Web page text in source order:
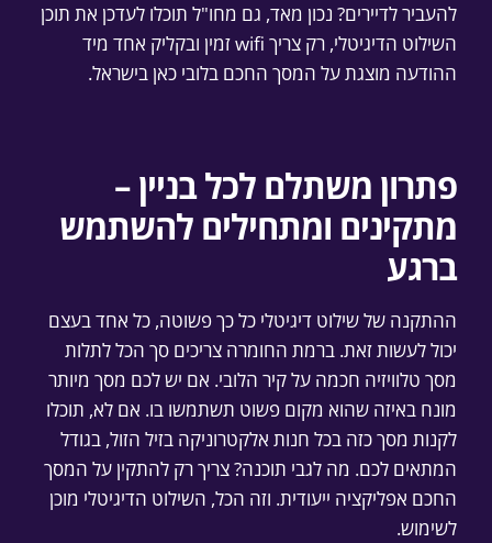
להעביר לדיירים? נכון מאד, גם מחו"ל תוכלו לעדכן את תוכן
השילוט הדיגיטלי, רק צריך wifi זמין ובקליק אחד מיד
ההודעה מוצגת על המסך החכם בלובי כאן בישראל.
פתרון משתלם לכל בניין –
מתקינים ומתחילים להשתמש
ברגע
ההתקנה של שילוט דיגיטלי כל כך פשוטה, כל אחד בעצם
יכול לעשות זאת. ברמת החומרה צריכים סך הכל לתלות
מסך טלוויזיה חכמה על קיר הלובי. אם יש לכם מסך מיותר
מונח באיזה שהוא מקום פשוט תשתמשו בו. אם לא, תוכלו
לקנות מסך כזה בכל חנות אלקטרוניקה בזיל הזול, בגודל
המתאים לכם. מה לגבי תוכנה? צריך רק להתקין על המסך
החכם אפליקציה ייעודית. וזה הכל, השילוט הדיגיטלי מוכן
לשימוש.